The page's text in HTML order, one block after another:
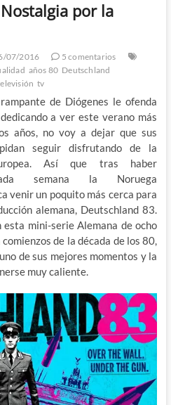
por la
07/2016
5 comentarios
años 80 Deutschland
tv
de Diógenes le ofenda
a ver este verano más
años, no voy a dejar que sus
seguir disfrutando de la
Así que tras haber
semana la Noruega
venir un poquito más cerca para
alemana, Deutschland 83.
esta mini-serie Alemana de ocho
de la década de los 80,
de sus mejores momentos y la
muy caliente.